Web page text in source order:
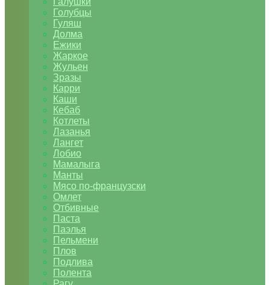
Голубцы
Гуляш
Долма
Ежики
Жаркое
Жульен
Зразы
Карри
Каши
Кебаб
Котлеты
Лазанья
Лангет
Лобио
Мамалыга
Манты
Мясо по-французски
Омлет
Отбивные
Паста
Паэлья
Пельмени
Плов
Подлива
Полента